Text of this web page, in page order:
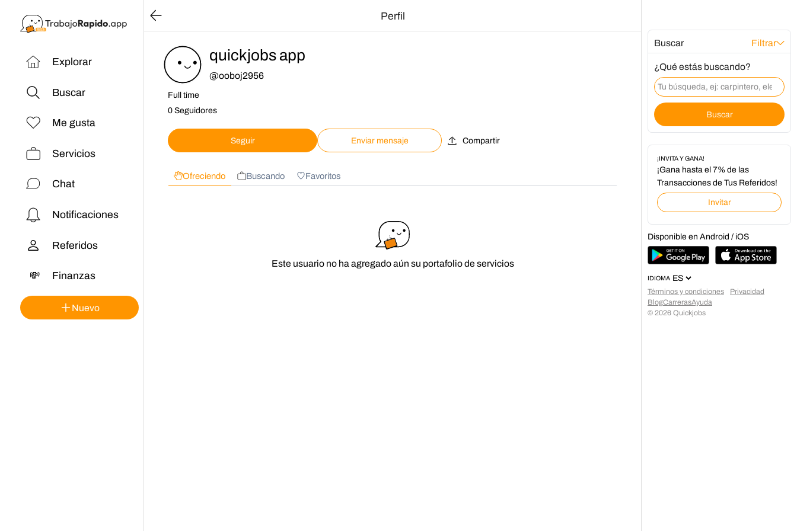
Explorar
Buscar
Me gusta
Servicios
Chat
Notificaciones
Referidos
💸 Finanzas
Nuevo
Perfil
quickjobs app
@ooboj2956
Full time
0 Seguidores
Seguir Enviar mensaje Compartir
Ofreciendo Buscando Favoritos
Este usuario no ha agregado aún su portafolio de servicios
Buscar Filtrar
¿Qué estás buscando?
Buscar
¡INVITA Y GANA!
¡Gana hasta el 7% de las
Transacciones de Tus Referidos!
Invitar
Disponible en Android / iOS
IDIOMA
Términos y condiciones
Privacidad
BlogCarrerasAyuda
© 2026 Quickjobs